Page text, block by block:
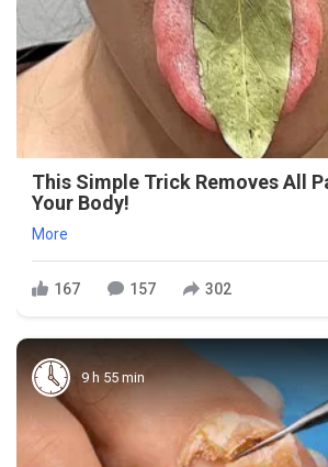
This Simple Trick Removes All
Your Body!
More
167 157 302
9 h 55 min